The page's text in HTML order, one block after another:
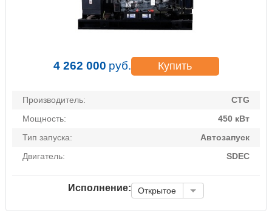
4 262 000 руб. Купить
Производитель:
CTG
Мощность:
450 кВт
Тип запуска:
Автозапуск
Двигатель:
SDEC
Исполнение: Открытое